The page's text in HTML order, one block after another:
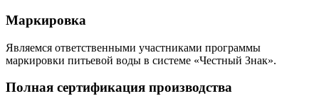
Маркировка
Являемся ответственными участниками программы
маркировки питьевой воды в системе «Честный Знак».
Полная сертификация производства